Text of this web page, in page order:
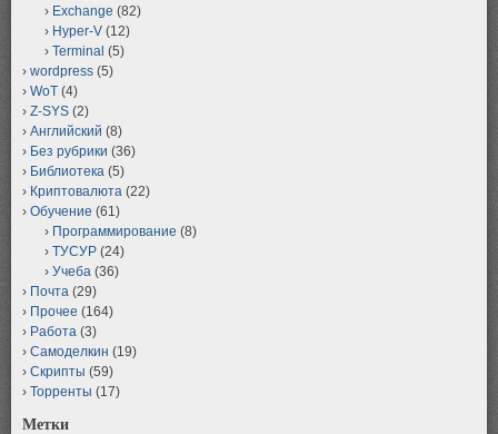
Exchange (82)
Hyper-V (12)
Terminal (5)
wordpress (5)
WoT (4)
Z-SYS (2)
Английский (8)
Без рубрики (36)
Библиотека (5)
Криптовалюта (22)
Обучение (61)
Программирование (8)
ТУСУР (24)
Учеба (36)
Почта (29)
Прочее (164)
Работа (3)
Самоделкин (19)
Скрипты (59)
Торренты (17)
Метки